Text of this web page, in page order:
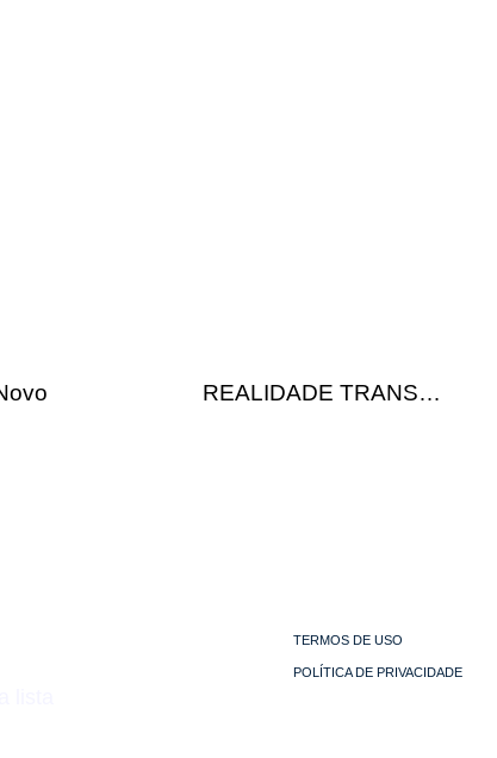
REALIDADE TRANS…
TERMOS DE USO
POLÍTICA DE PRIVACIDADE